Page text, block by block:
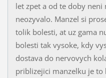
let zpet a od te doby neni
neozyvalo. Manzel si
tolik bolesti, at uz gama
bolesti tak vysoke, kdy
dostava do nervovych
priblizejici manzelku je